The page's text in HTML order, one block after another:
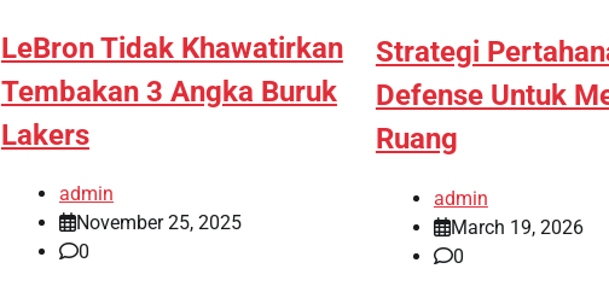
LeBron Tidak Khawatirkan
Tembakan 3 Angka Buruk
Lakers
admin
November 25, 2025
0
Strategi
Defense Untuk
Ruang
admin
March 19, 2026
0